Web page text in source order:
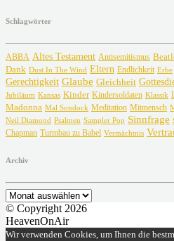
Schlagwörter
ABBA Altes Testament Antisemitismus
Dank Dust In The Wind Eltern Endlichkeit Erbe
Gerechtigkeit Glaube Gleichheit
Jubiläum Kansas Kinder Kindersoldaten Klassik
Madonna Mal Sondock Meditation Mitmensch
Neil Diamond Psalmen Sampler Pop Sinnfrage
Chapman Turmbau zu Babel Vermächtnis
Archiv
Archiv
© Copyright 2026
HeavenOnAir
Wir verwenden Cookies, um Ihnen die